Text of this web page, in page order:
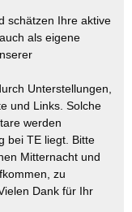
schätzen Ihre aktive
als eigene
Unterstellungen,
und Links. Solche
werden
bei TE liegt. Bitte
Mitternacht und
zu
Dank für Ihr